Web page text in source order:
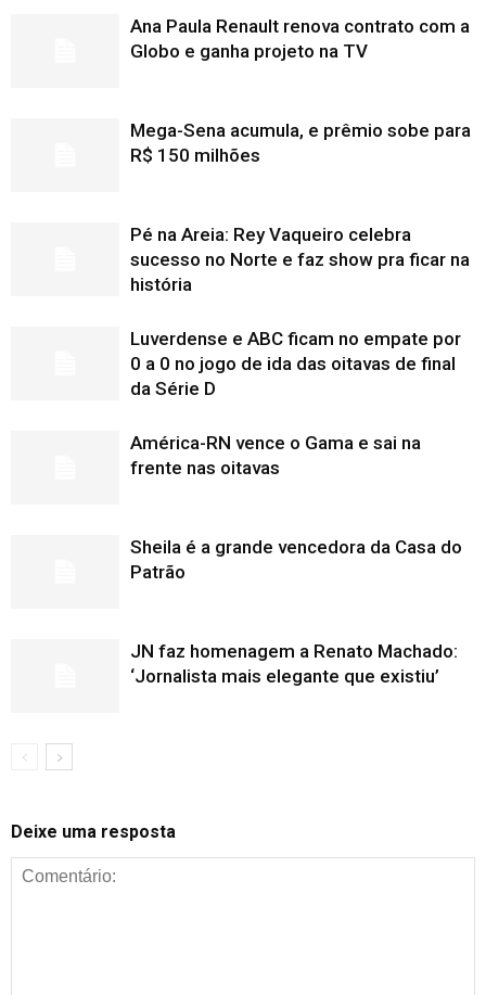
Ana Paula Renault renova contrato com a
Globo e ganha projeto na TV
Mega-Sena acumula, e prêmio sobe para
R$ 150 milhões
Pé na Areia: Rey Vaqueiro celebra
sucesso no Norte e faz show pra ficar na
história
Luverdense e ABC ficam no empate por
0 a 0 no jogo de ida das oitavas de final
da Série D
América-RN vence o Gama e sai na
frente nas oitavas
Sheila é a grande vencedora da Casa do
Patrão
JN faz homenagem a Renato Machado:
‘Jornalista mais elegante que existiu’
Deixe uma resposta